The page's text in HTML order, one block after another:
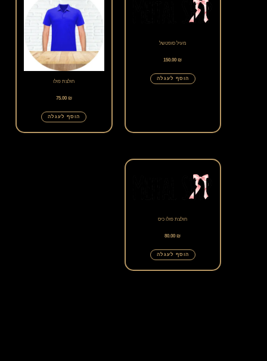
מעיל סופטשל
150.00₪
הוסף לעגלה
חולצת פולו
75.00 ₪
הוסף לעגלה
חולצת פולו כיס
80.00₪
הוסף לעגלה